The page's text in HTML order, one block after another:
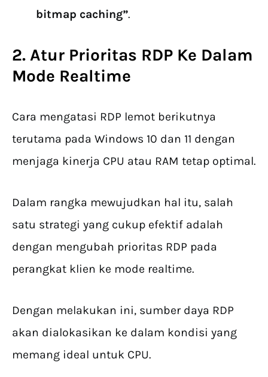
bitmap caching”.
2. Atur Prioritas RDP Ke Dalam
Mode Realtime
Cara mengatasi RDP lemot berikutnya
terutama pada Windows 10 dan 11 dengan
menjaga kinerja CPU atau RAM tetap optimal.
Dalam rangka mewujudkan hal itu, salah
satu strategi yang cukup efektif adalah
dengan mengubah prioritas RDP pada
perangkat klien ke mode realtime.
Dengan melakukan ini, sumber daya RDP
akan dialokasikan ke dalam kondisi yang
memang ideal untuk CPU.